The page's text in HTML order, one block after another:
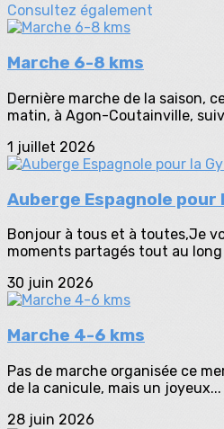
Consultez également
Marche 6-8 kms
Dernière marche de la saison,
matin, à Agon-Coutainville,
1 juillet 2026
Auberge Espagnole pour
Bonjour à tous et à toutes,Je
moments partagés tout au long
30 juin 2026
Marche 4-6 kms
Pas de marche organisée ce
de la canicule, mais un joyeux...
28 juin 2026